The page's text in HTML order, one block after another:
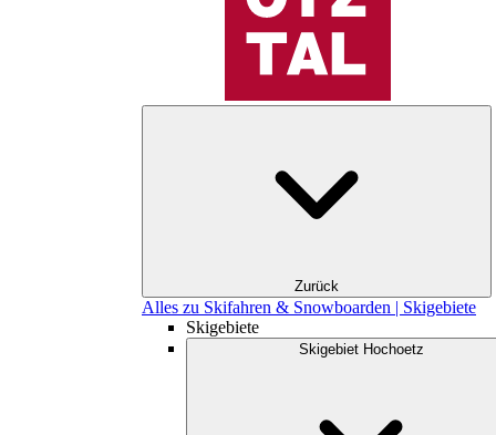
Zurück
Alles zu Skifahren & Snowboarden | Skigebiete
Skigebiete
Skigebiet Hochoetz